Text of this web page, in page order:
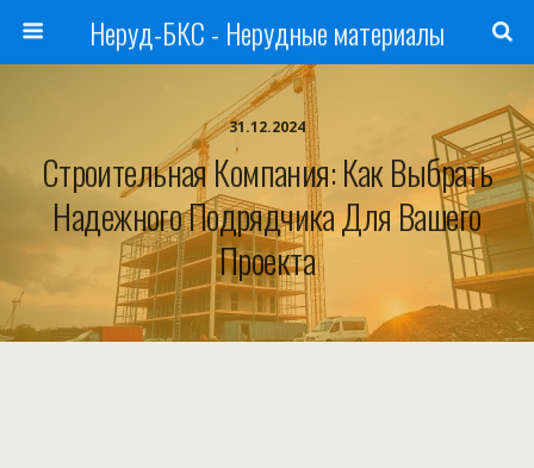
Неруд-БКС - Нерудные материалы
31.12.2024
Строительная Компания: Как Выбрать
Надежного Подрядчика Для Вашего
Проекта